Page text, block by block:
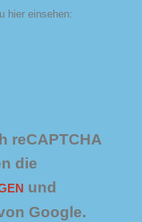
hier einsehen:
reCAPTCHA
die
und
Google.